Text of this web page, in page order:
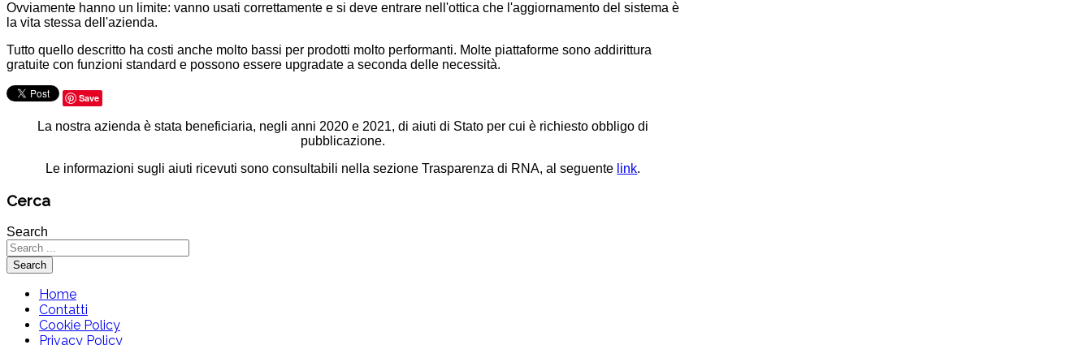
Ovviamente hanno un limite: vanno usati correttamente e si deve entrare nell'ottica che l'aggiornamento del sistema è
la vita stessa dell'azienda.
Tutto quello descritto ha costi anche molto bassi per prodotti molto performanti. Molte piattaforme sono addirittura
gratuite con funzioni standard e possono essere upgradate a seconda delle necessità.
Save
La nostra azienda è stata beneficiaria, negli anni 2020 e 2021, di aiuti di Stato per cui è richiesto obbligo di
pubblicazione.
Le informazioni sugli aiuti ricevuti sono consultabili nella sezione Trasparenza di RNA, al seguente link.
Cerca
Search
Search
Home
Contatti
Cookie Policy
Privacy Policy